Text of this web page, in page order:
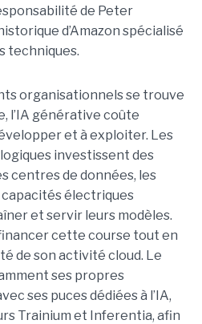
de Peter
d’Amazon spécialisé
techniques.
organisationnels se trouve
l’IA générative coûte
et à exploiter. Les
investissent des
centres de données, les
électriques
et servir leurs modèles.
cette course tout en
de son activité cloud. Le
ses propres
ses puces dédiées à l’IA,
Trainium et Inferentia, afin